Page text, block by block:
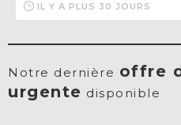
IL Y A PLUS 30 JOURS
Notre dernière offre
urgente disponible